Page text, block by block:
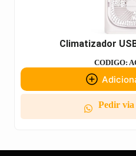
Climatizador
CODIGO:
Pedir